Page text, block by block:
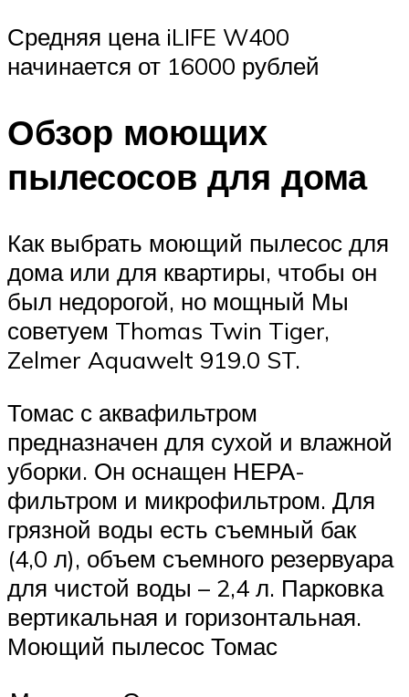
Средняя цена iLIFE W400
начинается от 16000 рублей
Обзор моющих
пылесосов для дома
Как выбрать моющий пылесос для
дома или для квартиры, чтобы он
был недорогой, но мощный Мы
советуем Thomas Twin Tiger,
Zelmer Aquawelt 919.0 ST.
Томас с аквафильтром
предназначен для сухой и влажной
уборки. Он оснащен НЕРА-
фильтром и микрофильтром. Для
грязной воды есть съемный бак
(4,0 л), объем съемного резервуара
для чистой воды – 2,4 л. Парковка
вертикальная и горизонтальная.
Моющий пылесос Томас